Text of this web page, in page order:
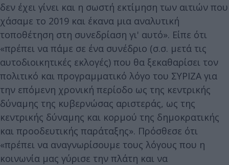
δεν έχει γίνει και η σωστή εκτίμηση των αιτιών που
χάσαμε το 2019 και έκανα μια αναλυτική
τοποθέτηση στη συνεδρίαση γι' αυτό». Είπε ότι
«πρέπει να πάμε σε ένα συνέδριο (σ.σ. μετά τις
αυτοδιοικητικές εκλογές) που θα ξεκαθαρίσει τον
πολιτικό και προγραμματικό λόγο του ΣΥΡΙΖΑ για
την επόμενη χρονική περίοδο ως της κεντρικής
δύναμης της κυβερνώσας αριστεράς, ως της
κεντρικής δύναμης και κορμού της δημοκρατικής
και προοδευτικής παράταξης». Πρόσθεσε ότι
«πρέπει να αναγνωρίσουμε τους λόγους που η
κοινωνία μας γύρισε την πλάτη και να